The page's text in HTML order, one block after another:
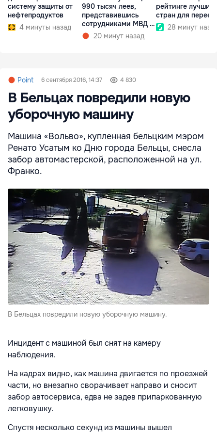
систему защиты от
нефтепродуктов
4 минуты назад
990 тысяч леев,
представившись
сотрудниками МВД и
СИБ20 минут назад
рейтинге лучших
стран для
28 минут
Point 6 сентября 2016, 14:37 4 830
В Бельцах повредили новую
уборочную машину
Машина «Вольво», купленная бельцким мэром
Ренато Усатым ко Дню города Бельцы, снесла
забор автомастерской, расположенной на ул.
Франко.
В Бельцах повредили новую уборочную машину.
Инцидент с машиной был снят на камеру
наблюдения.
На кадрах видно, как машина двигается по проезжей
части, но внезапно сворачивает направо и сносит
забор автосервиса, едва не задев припаркованную
легковушку.
Спустя несколько секунд из машины вышел